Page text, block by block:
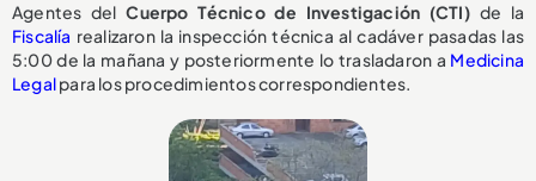
Agentes delCuerpo Técnico de Investigación (CTI)de la
Fiscalía realizaron la inspección técnica al cadáver pasadas las
5:00 de la mañana y posteriormente lo trasladaron a Medicina
Legalpara los procedimientos correspondientes.